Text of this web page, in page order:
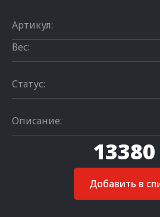
Артикул:
Вес:
Статус:
Описание:
Добавить в